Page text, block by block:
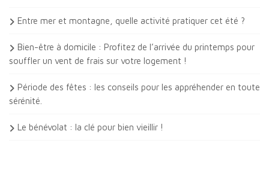
Entre mer et montagne, quelle activité pratiquer cet été ?
Bien-être à domicile : Profitez de l’arrivée du printemps pour
souffler un vent de frais sur votre logement !
Période des fêtes : les conseils pour les appréhender en toute
sérénité.
Le bénévolat : la clé pour bien vieillir !